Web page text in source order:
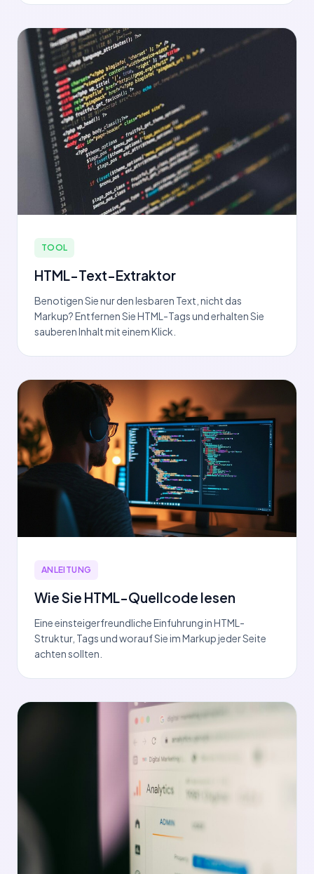
TOOL
HTML-Text-Extraktor
Benotigen Sie nur den lesbaren Text, nicht das
Markup? Entfernen Sie HTML-Tags und erhalten Sie
sauberen Inhalt mit einem Klick.
ANLEITUNG
Wie Sie HTML-Quellcode lesen
Eine einsteigerfreundliche Einfuhrung in HTML-
Struktur, Tags und worauf Sie im Markup jeder Seite
achten sollten.